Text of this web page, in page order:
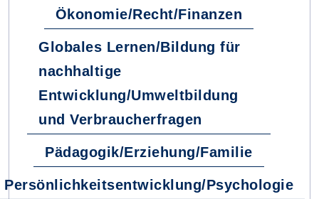
Ökonomie/Recht/Finanzen
Globales Lernen/Bildung für
nachhaltige
Entwicklung/Umweltbildung
und Verbraucherfragen
Pädagogik/Erziehung/Familie
Persönlichkeitsentwicklung/Psychologie